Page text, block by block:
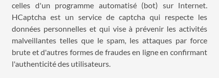
celles d'un programme automatisé (bot) sur Internet.
HCaptcha est un service de captcha qui respecte les
données personnelles et qui vise à prévenir les activités
malveillantes telles que le spam, les attaques par force
brute et d'autres formes de fraudes en ligne en confirmant
l'authenticité des utilisateurs.